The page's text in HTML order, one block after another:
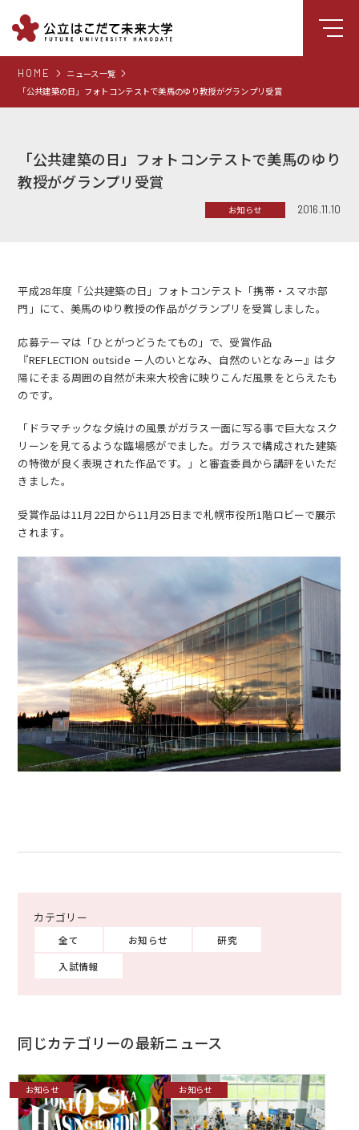
コンセプト動画
大学について
就職支援
図書館
EN アクセス
HOME
ニュース一覧
「公共建築の日」フォトコンテストで美馬のゆり教授がグランプリ受賞
「公共建築の日」フォトコンテストで美馬のゆり
教授がグランプリ受賞
お知らせ 2016.11.10
平成28年度 「公共建築の日」フォトコンテスト「携帯・スマホ部
門」にて、美馬のゆり教授の作品がグランプリを受賞しました。
応募テーマは「ひとがつどうたてもの」で、受賞作品
『REFLECTION outside －人のいとなみ、自然のいとなみ－』は夕
陽にそまる周囲の自然が未来大校舎に映りこんだ風景をとらえたも
のです。
「ドラマチックな夕焼けの風景がガラス一面に写る事で巨大なスク
リーンを見てるような臨場感がでました。ガラスで構成された建築
の特徴が良く表現された作品です。」と審査委員から講評をいただ
きました。
受賞作品は11月22日から11月25日まで札幌市役所1階ロビーで展示
されます。
全て お知らせ
研究
入試情報
同じカテゴリーの最新ニュース
お知らせ お知らせ